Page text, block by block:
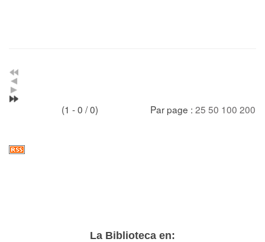
(1 - 0 / 0) Par page : 25 50 100 200
La Biblioteca en: